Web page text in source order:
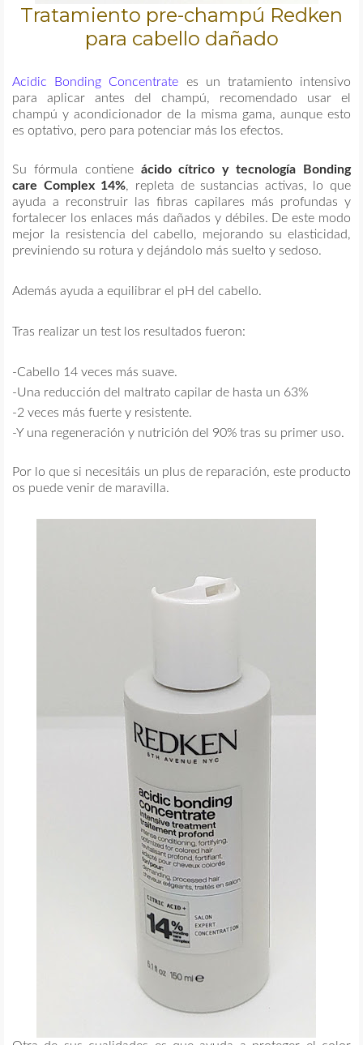
Tratamiento pre-champú Redken
para cabello dañado
Acidic Bonding Concentrate es un tratamiento intensivo
para aplicar antes del champú, recomendado usar el
champú y acondicionador de la misma gama, aunque esto
es optativo, pero para potenciar más los efectos.
Su fórmula contiene ácido cítrico y tecnología Bonding
care Complex 14%, repleta de sustancias activas, lo que
ayuda a reconstruir las fibras capilares más profundas y
fortalecer los enlaces más dañados y débiles. De este modo
mejor la resistencia del cabello, mejorando su elasticidad,
previniendo su rotura y dejándolo más suelto y sedoso.
Además ayuda a equilibrar el pH del cabello.
Tras realizar un test los resultados fueron:
-Cabello 14 veces más suave.
-Una reducción del maltrato capilar de hasta un 63%
-2 veces más fuerte y resistente.
-Y una regeneración y nutrición del 90% tras su primer uso.
Por lo que si necesitáis un plus de reparación, este producto
os puede venir de maravilla.